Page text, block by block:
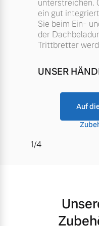
unterstreichen.
ein gut
Sie beim Ein-
der
Trittbretter
UNSER
Auf
1/4